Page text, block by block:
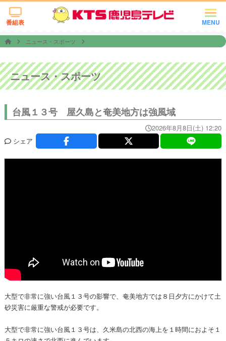
MENU
番組表
ニュース・スポーツ
ニュース・スポーツ
台風１３号 屋久島と奄美地方は強風域
2026年8月8日(土) 12:20
シェア
大型で非常に強い台風１３号の影響で、奄美地方では８日夕方にかけて土
砂災害に厳重な警戒が必要です。
大型で非常に強い台風１３号は、久米島の北西の海上を１時間におよそ１